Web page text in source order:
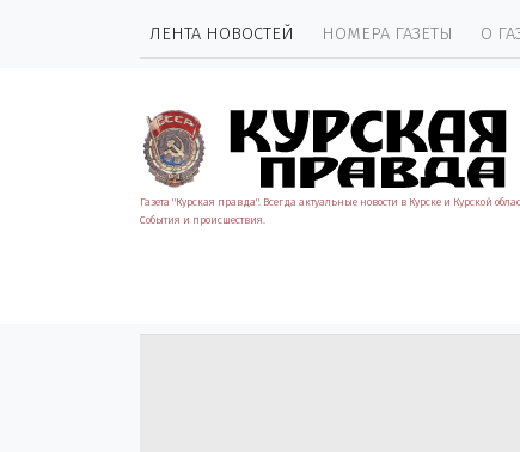
ЛЕНТА НОВОСТЕЙ НОМЕРА ГАЗЕТЫ О
Газета "Курская правда". Всегда актуальные новости в Курске и Курской
События и происшествия.